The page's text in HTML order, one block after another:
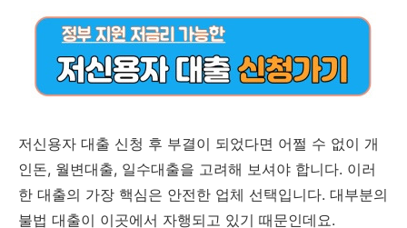
저신용자 대출 신청 후 부결이 되었다면 어쩔 수 없이 개
인돈, 월변대출, 일수대출을 고려해 보셔야 합니다. 이러
한 대출의 가장 핵심은 안전한 업체 선택입니다. 대부분의
불법 대출이 이곳에서 자행되고 있기 때문인데요.